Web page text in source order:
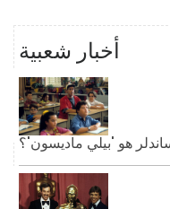
أخبار شعبية
هو 'بيلي ماديسون'؟